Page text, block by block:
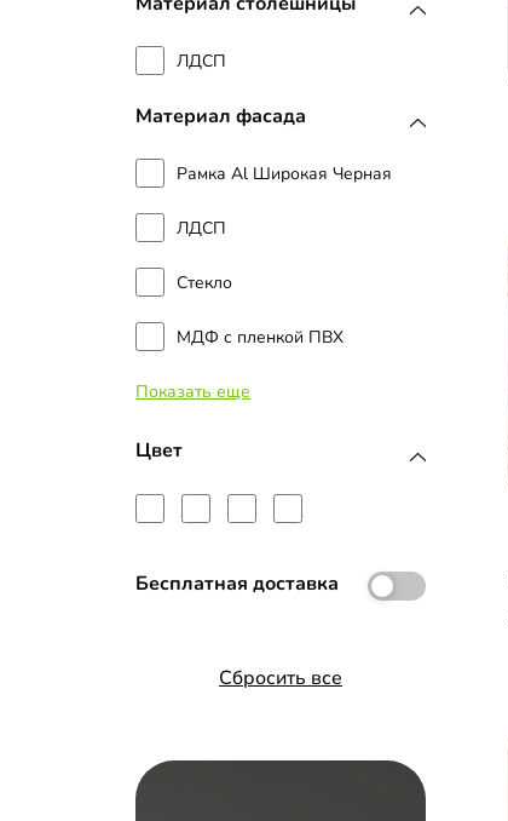
ЛДСП
Материал фасада
Рамка Al Широкая Черная
ЛДСП
Стекло
МДФ с пленкой ПВХ
МДФ с эмалью
Стекло с пленкой Oracal
Показать еще
Цвет
Бесплатная доставка
Сбросить все